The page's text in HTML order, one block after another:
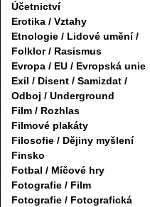
Účetnictví
Erotika / Vztahy
Etnologie / Lidové umění /
Folklor / Rasismus
Evropa / EU / Evropská unie
Exil / Disent / Samizdat /
Odboj / Underground
Film / Rozhlas
Filmové plakáty
Filosofie / Dějiny myšlení
Finsko
Fotbal / Míčové hry
Fotografie / Film
Fotografie / Fotografická